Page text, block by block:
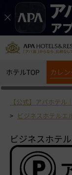
ホテルTOP カレ
【公式】アパホテル
ビジネスホテルエ
ビジネスホテ